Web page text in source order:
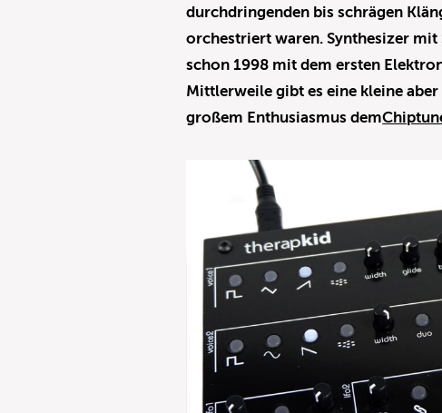
durchdringenden bis schrägen
orchestriert waren. Synthesizer
schon 1998 mit dem ersten
Mittlerweile gibt es eine kleine
großem Enthusiasmus dem